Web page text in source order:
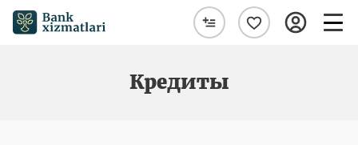
Кредиты